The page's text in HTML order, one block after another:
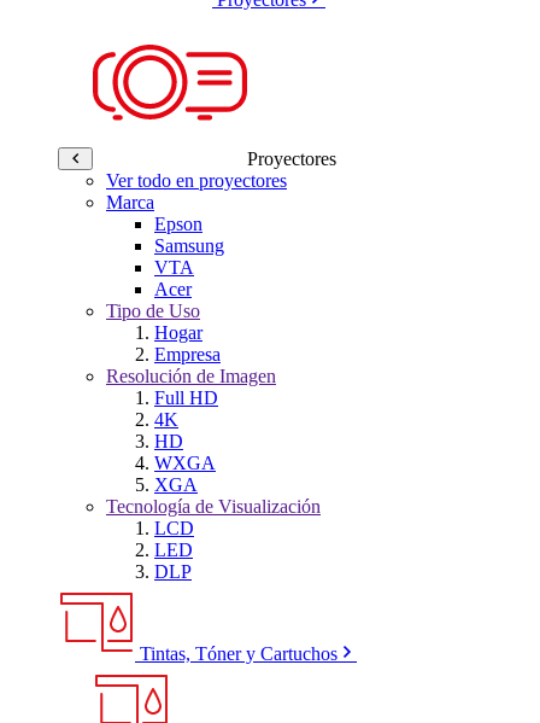
Proyectores
Ver todo en proyectores
Marca
Epson
Samsung
VTA
Acer
Tipo de Uso
Hogar
Empresa
Resolución de Imagen
Full HD
4K
HD
WXGA
XGA
Tecnología de Visualización
LCD
LED
DLP
Tintas, Tóner y Cartuchos